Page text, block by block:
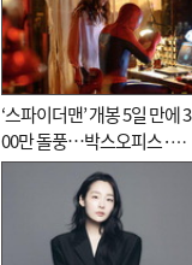
‘스파이더맨’ 개봉 5일 만에 3
00만 돌풍…박스오피스·예
매율 동시 1위